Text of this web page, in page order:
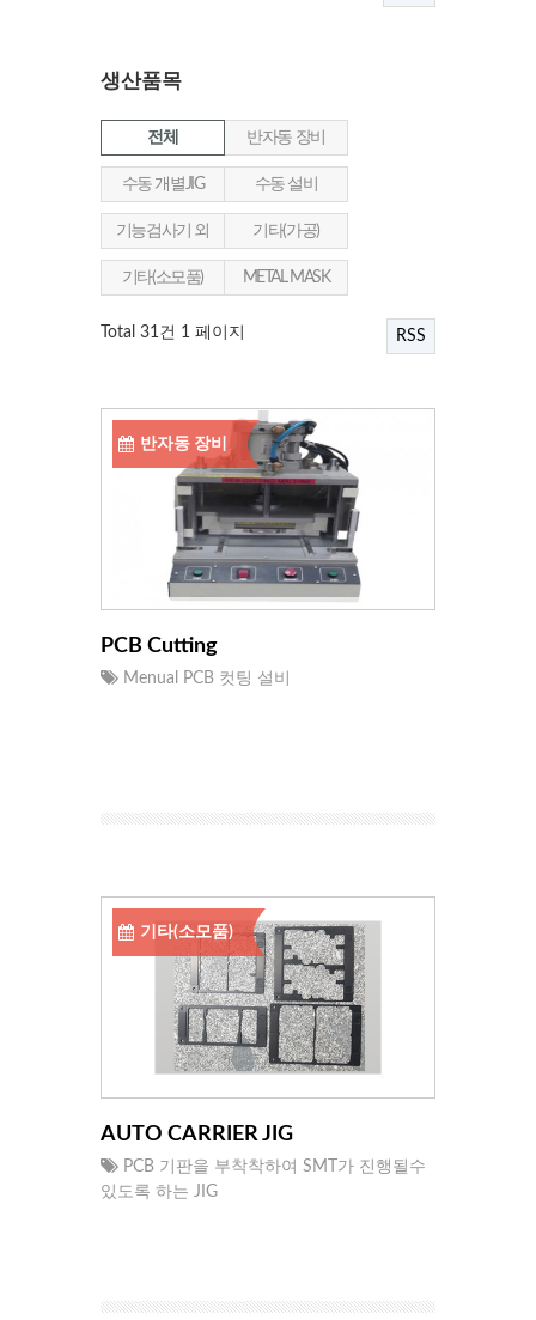
생산품목
전체 반자동 장비
수동 개별JIG 수동 설비
기능검사기 외 기타(가공)
기타(소모품) METAL MASK
Total 31건 1 페이지 RSS
반자동 장비
PCB Cutting
Menual PCB 컷팅 설비
기타(소모품)
AUTO CARRIER JIG
PCB 기판을 부착착하여 SMT가 진행될수
있도록 하는 JIG